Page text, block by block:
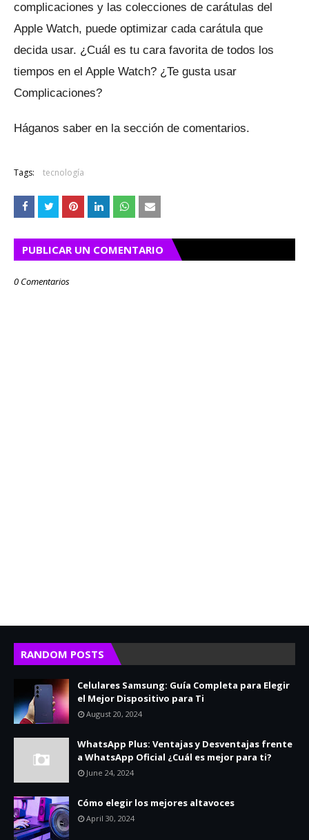
complicaciones y las colecciones de carátulas del
Apple Watch, puede optimizar cada carátula que
decida usar. ¿Cuál es tu cara favorita de todos los
tiempos en el Apple Watch? ¿Te gusta usar
Complicaciones?
Háganos saber en la sección de comentarios.
Tags: tecnología
PUBLICAR UN COMENTARIO
0 Comentarios
RANDOM POSTS
Celulares Samsung: Guía Completa para Elegir
el Mejor Dispositivo para Ti
August 20, 2024
WhatsApp Plus: Ventajas y Desventajas frente
a WhatsApp Oficial ¿Cuál es mejor para ti?
June 24, 2024
Cómo elegir los mejores altavoces
April 30, 2024